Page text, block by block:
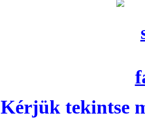
Kérjük tekintse